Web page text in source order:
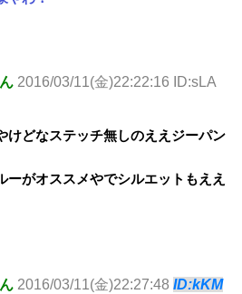
2016/03/11(金)22:22:16 ID:sLA
けどなステッチ無しのええジーパン
ーがオススメやでシルエットもええ
2016/03/11(金)22:27:48 ID:kKM